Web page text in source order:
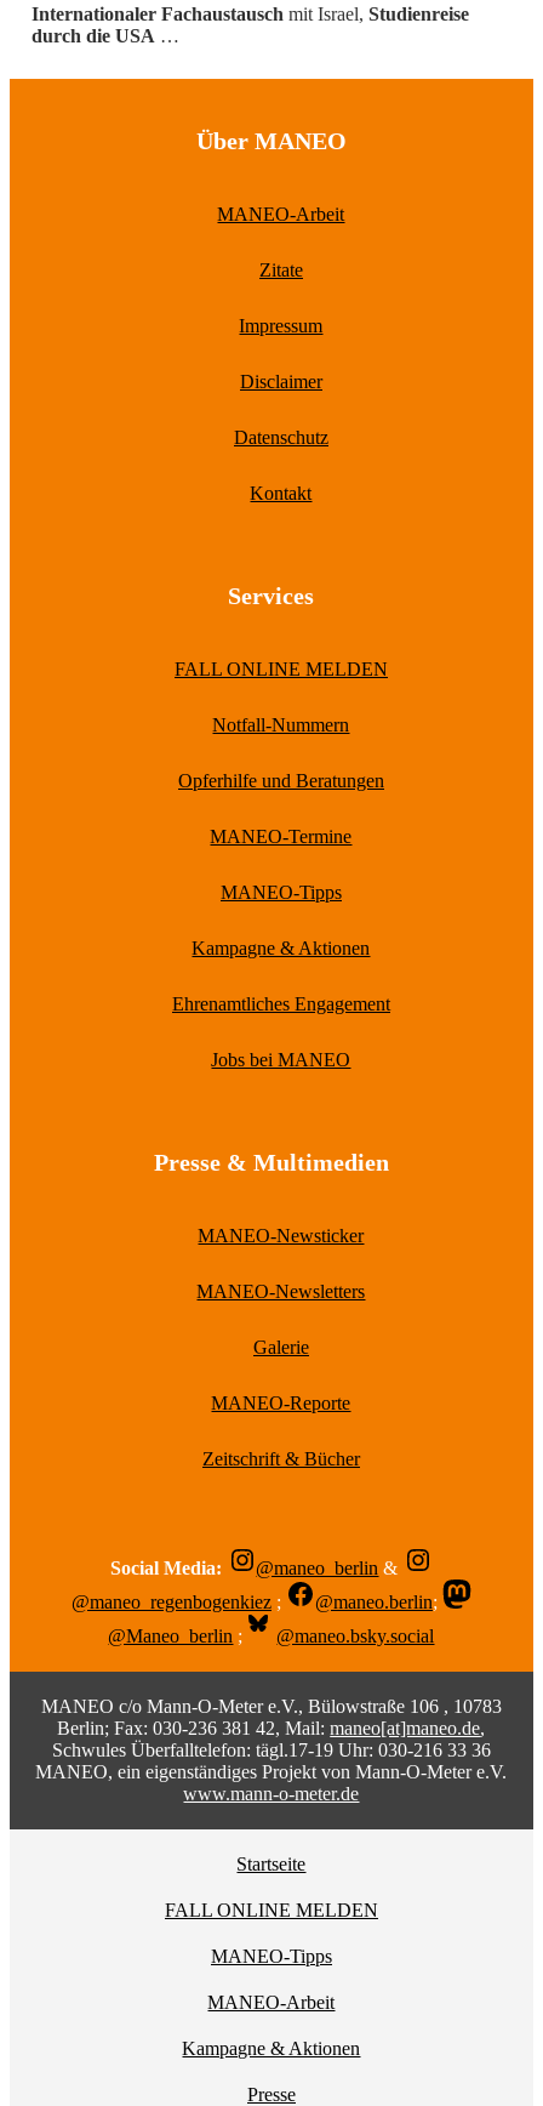
Internationaler Fachaustausch mit Israel, Studienreise
durch die USA …
Über MANEO
MANEO-Arbeit
Zitate
Impressum
Disclaimer
Datenschutz
Kontakt
Services
FALL ONLINE MELDEN
Notfall-Nummern
Opferhilfe und Beratungen
MANEO-Termine
MANEO-Tipps
Kampagne & Aktionen
Ehrenamtliches Engagement
Jobs bei MANEO
Presse & Multimedien
MANEO-Newsticker
MANEO-Newsletters
Galerie
MANEO-Reporte
Zeitschrift & Bücher
Social Media: @maneo_berlin &
@maneo_regenbogenkiez ; @maneo.berlin;
@Maneo_berlin ; @maneo.bsky.social
MANEO c/o Mann-O-Meter e.V., Bülowstraße 106 , 10783
Berlin; Fax: 030-236 381 42, Mail:maneo[at]maneo.de,
Schwules Überfalltelefon: tägl.17-19 Uhr: 030-216 33 36
MANEO, ein eigenständiges Projekt von Mann-O-Meter e.V.
www.mann-o-meter.de
Startseite
FALL ONLINE MELDEN
MANEO-Tipps
MANEO-Arbeit
Kampagne & Aktionen
Presse